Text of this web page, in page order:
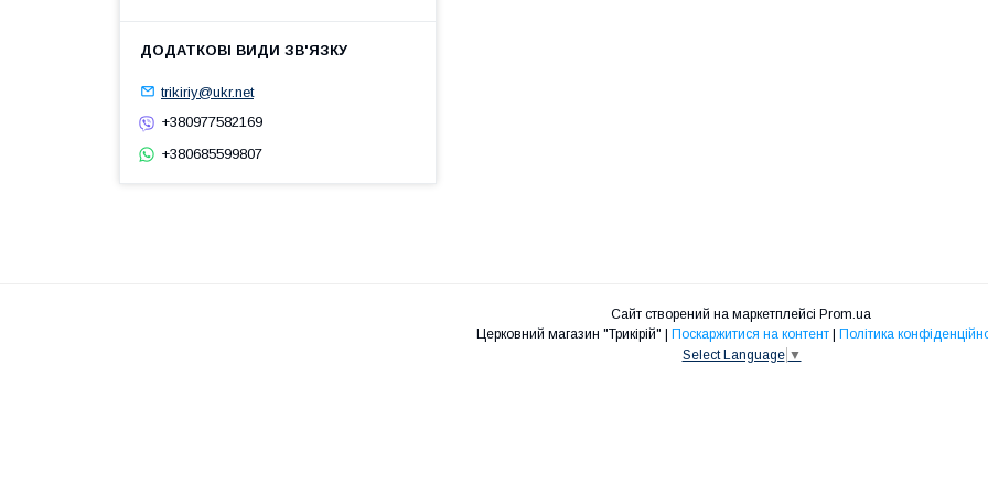
trikiriy@ukr.net
+380977582169
+380685599807
Сайт створений на маркетплейсі Prom.ua
Поскаржитися на контент
Політика
Select Language ▼